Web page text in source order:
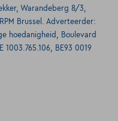
Warandeberg 8/3,
Brussel. Adverteerder:
hoedanigheid, Boulevard
1003.765.106, BE93 0019